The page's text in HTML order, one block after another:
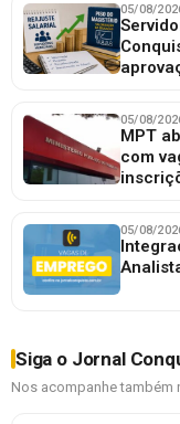
05/08/
05/08/
MPT
com
05/08/
Siga o Jornal
Nos acompanhe também